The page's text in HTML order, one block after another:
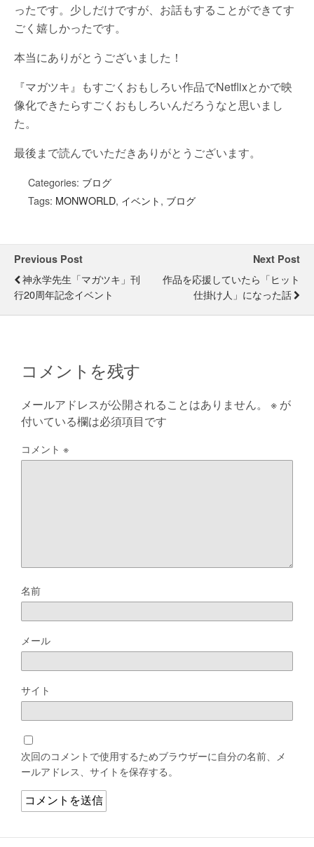
ったです。少しだけですが、お話もすることができてす
ごく嬉しかったです。
本当にありがとうございました！
『マガツキ』もすごくおもしろい作品でNetflixとかで映
像化できたらすごくおもしろいんだろうなと思いまし
た。
最後まで読んでいただきありがとうございます。
Categories: ブログ
Tags: MONWORLD, イベント, ブログ
Previous Post
神永学先生「マガツキ」刊
行20周年記念イベント
Next Post
作品を応援していたら「ヒット
仕掛け人」になった話
コメントを残す
メールアドレスが公開されることはありません。 ※ が
付いている欄は必須項目です
コメント ※
名前
メール
サイト
次回のコメントで使用するためブラウザーに自分の名前、メ
ールアドレス、サイトを保存する。